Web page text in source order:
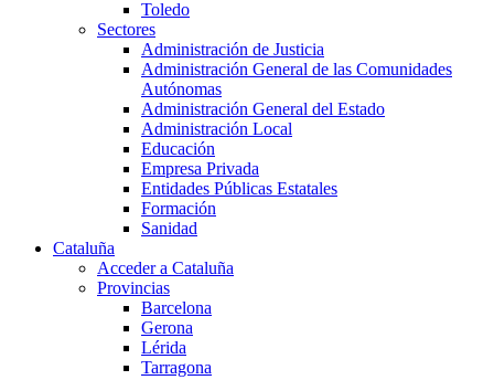
Toledo
Sectores
Administración de Justicia
Administración General de las Comunidades
Autónomas
Administración General del Estado
Administración Local
Educación
Empresa Privada
Entidades Públicas Estatales
Formación
Sanidad
Cataluña
Acceder a Cataluña
Provincias
Barcelona
Gerona
Lérida
Tarragona